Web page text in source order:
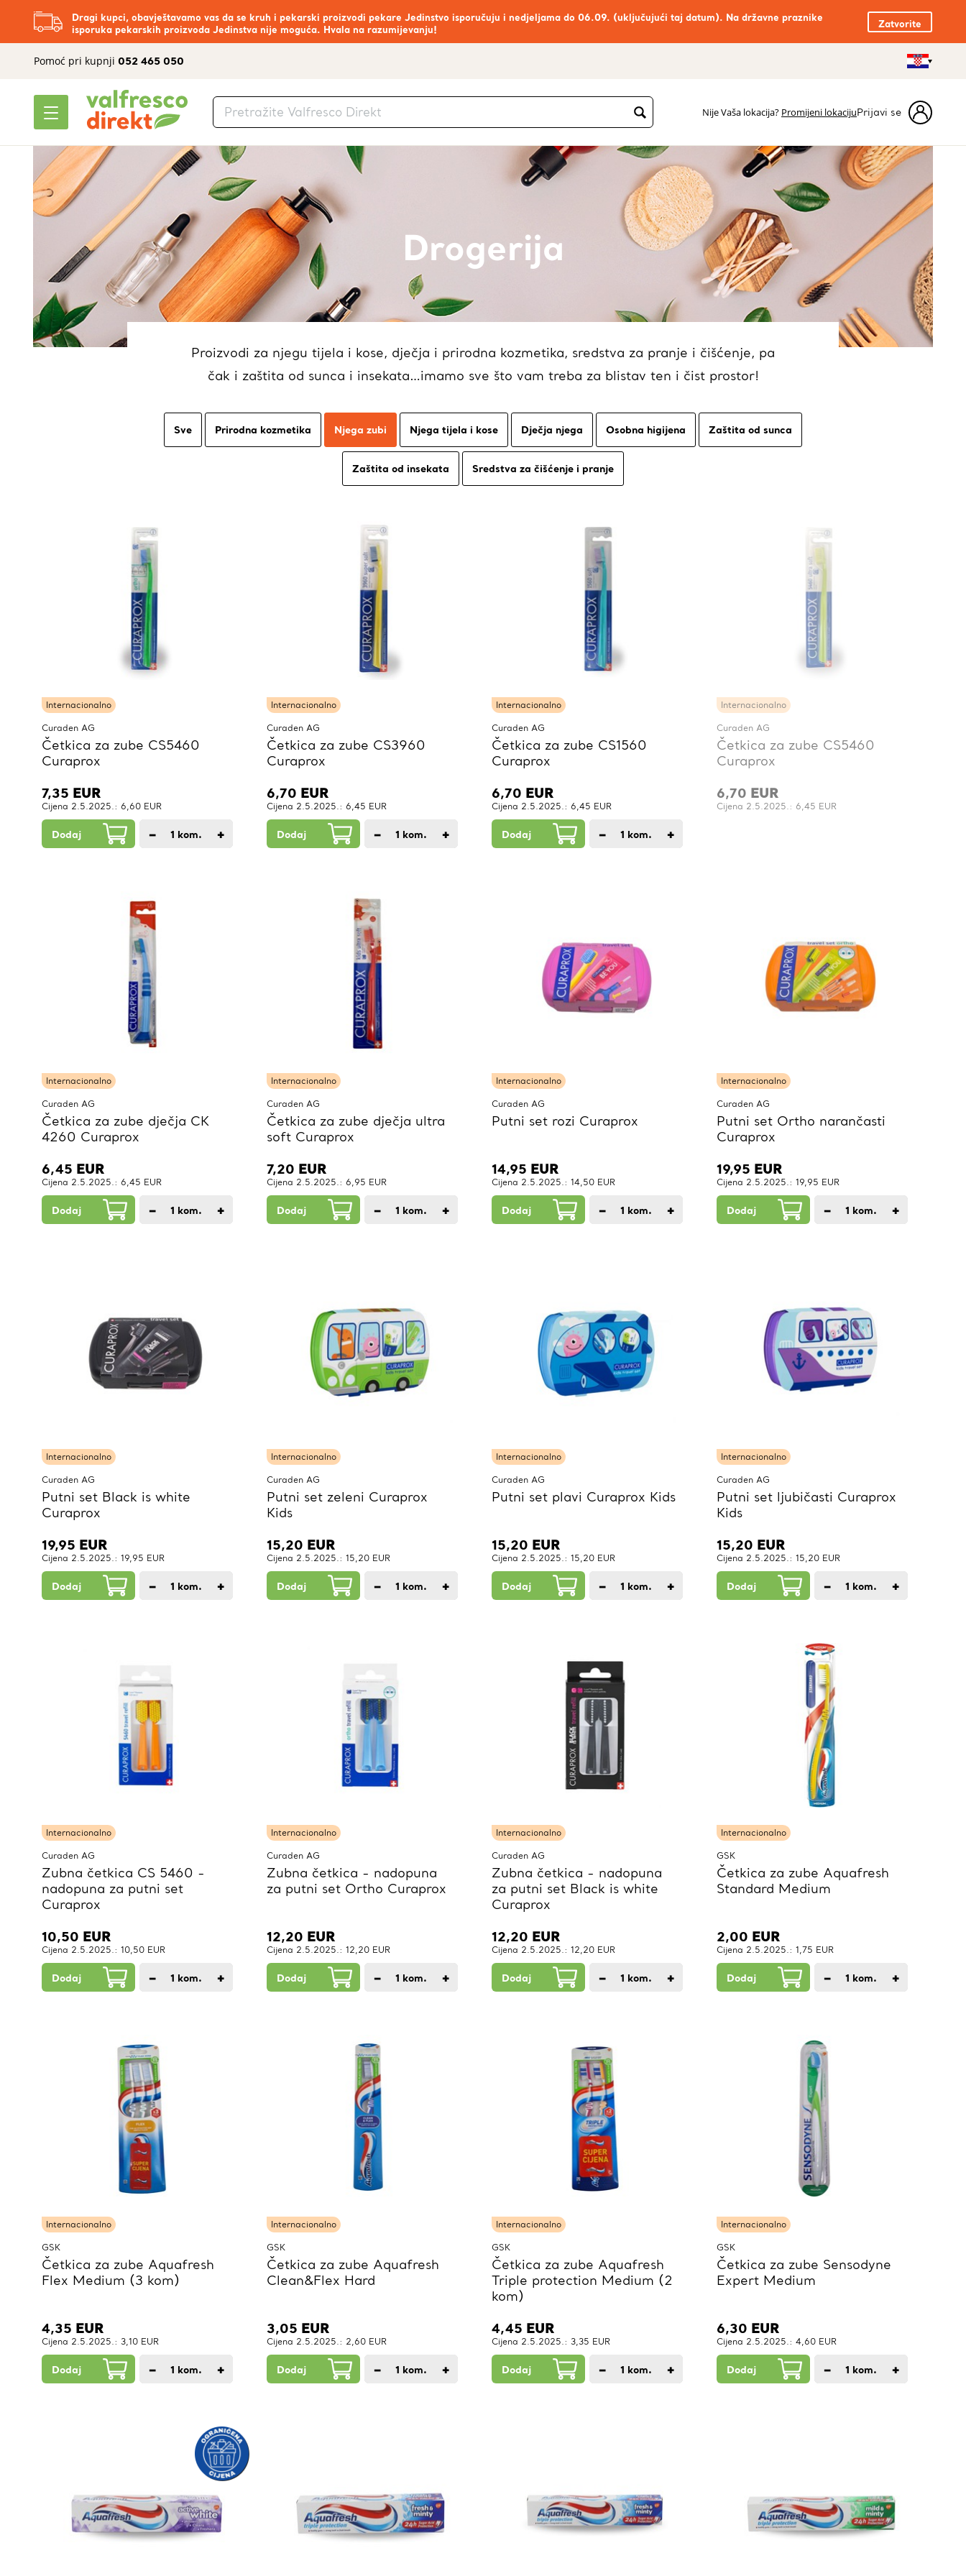
Dragi kupci, obavještavamo vas da se kruh i pekarski proizvodi pekare Jedinstvo isporučuju i nedjeljama do 06.09. (uključujući taj datum). Na državne praznike
isporuka pekarskih proizvoda Jedinstva nije moguća. Hvala na razumijevanju!
Zatvorite
Pomoć pri kupnji 052 465 050
Nije Vaša lokacija? Promijeni lokacijuPrijavi se
Drogerija
Proizvodi za njegu tijela i kose, dječja i prirodna kozmetika, sredstva za pranje i čišćenje, pa
čak i zaštita od sunca i insekata…imamo sve što vam treba za blistav ten i čist prostor!
Sve Prirodna kozmetika Njega zubi Njega tijela i kose Dječja njega Osobna higijena Zaštita od sunca
Zaštita od insekata Sredstva za čišćenje i pranje
Internacionalno
Curaden AG
Četkica za zube CS5460
Curaprox
7,35 EUR
Cijena 2.5.2025.: 6,60 EUR
Dodaj − 1 kom. +
Internacionalno
Curaden AG
Četkica za zube CS3960
Curaprox
6,70 EUR
Cijena 2.5.2025.: 6,45 EUR
Dodaj − 1 kom. +
Internacionalno
Curaden AG
Četkica za zube CS1560
Curaprox
6,70 EUR
Cijena 2.5.2025.: 6,45 EUR
Dodaj − 1 kom. +
Internacionalno
Curaden AG
Četkica za zube CS5460
Curaprox
6,70 EUR
Cijena 2.5.2025.: 6,45 EUR
Internacionalno
Curaden AG
Četkica za zube dječja CK
4260 Curaprox
6,45 EUR
Cijena 2.5.2025.: 6,45 EUR
Dodaj − 1 kom. +
Internacionalno
Curaden AG
Četkica za zube dječja ultra
soft Curaprox
7,20 EUR
Cijena 2.5.2025.: 6,95 EUR
Dodaj − 1 kom. +
Internacionalno
Curaden AG
Putni set rozi Curaprox
14,95 EUR
Cijena 2.5.2025.: 14,50 EUR
Dodaj − 1 kom. +
Internacionalno
Curaden AG
Putni set Ortho narančasti
Curaprox
19,95 EUR
Cijena 2.5.2025.: 19,95 EUR
Dodaj − 1 kom. +
Internacionalno
Curaden AG
Putni set Black is white
Curaprox
19,95 EUR
Cijena 2.5.2025.: 19,95 EUR
Dodaj − 1 kom. +
Internacionalno
Curaden AG
Putni set zeleni Curaprox
Kids
15,20 EUR
Cijena 2.5.2025.: 15,20 EUR
Dodaj − 1 kom. +
Internacionalno
Curaden AG
Putni set plavi Curaprox Kids
15,20 EUR
Cijena 2.5.2025.: 15,20 EUR
Dodaj − 1 kom. +
Internacionalno
Curaden AG
Putni set ljubičasti Curaprox
Kids
15,20 EUR
Cijena 2.5.2025.: 15,20 EUR
Dodaj − 1 kom. +
Internacionalno
Curaden AG
Zubna četkica CS 5460 -
nadopuna za putni set
Curaprox
10,50 EUR
Cijena 2.5.2025.: 10,50 EUR
Dodaj − 1 kom. +
Internacionalno
Curaden AG
Zubna četkica - nadopuna
za putni set Ortho Curaprox
12,20 EUR
Cijena 2.5.2025.: 12,20 EUR
Dodaj − 1 kom. +
Internacionalno
Curaden AG
Zubna četkica - nadopuna
za putni set Black is white
Curaprox
12,20 EUR
Cijena 2.5.2025.: 12,20 EUR
Dodaj − 1 kom. +
Internacionalno
GSK
Četkica za zube Aquafresh
Standard Medium
2,00 EUR
Cijena 2.5.2025.: 1,75 EUR
Dodaj − 1 kom. +
Internacionalno
GSK
Četkica za zube Aquafresh
Flex Medium (3 kom)
4,35 EUR
Cijena 2.5.2025.: 3,10 EUR
Dodaj − 1 kom. +
Internacionalno
GSK
Četkica za zube Aquafresh
Clean&Flex Hard
3,05 EUR
Cijena 2.5.2025.: 2,60 EUR
Dodaj − 1 kom. +
Internacionalno
GSK
Četkica za zube Aquafresh
Triple protection Medium (2
kom)
4,45 EUR
Cijena 2.5.2025.: 3,35 EUR
Dodaj − 1 kom. +
Internacionalno
GSK
Četkica za zube Sensodyne
Expert Medium
6,30 EUR
Cijena 2.5.2025.: 4,60 EUR
Dodaj − 1 kom. +